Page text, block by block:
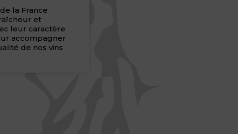
la France
et
leur caractère
accompagner
de nos vins